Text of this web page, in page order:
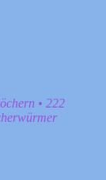
• 222